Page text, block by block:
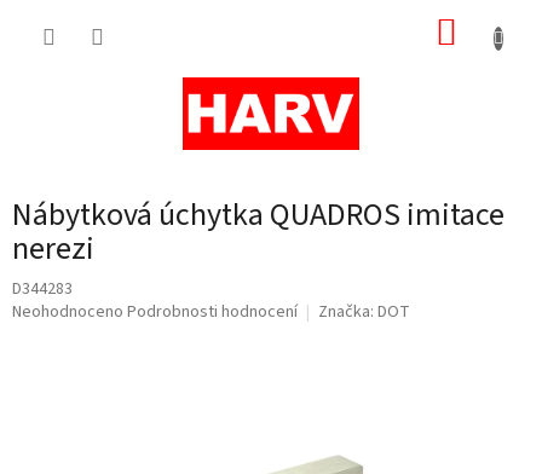
Nábytková úchytka QUADROS imitace
nerezi
D344283
Průměrné
Neohodnoceno Podrobnosti hodnocení Značka: DOT